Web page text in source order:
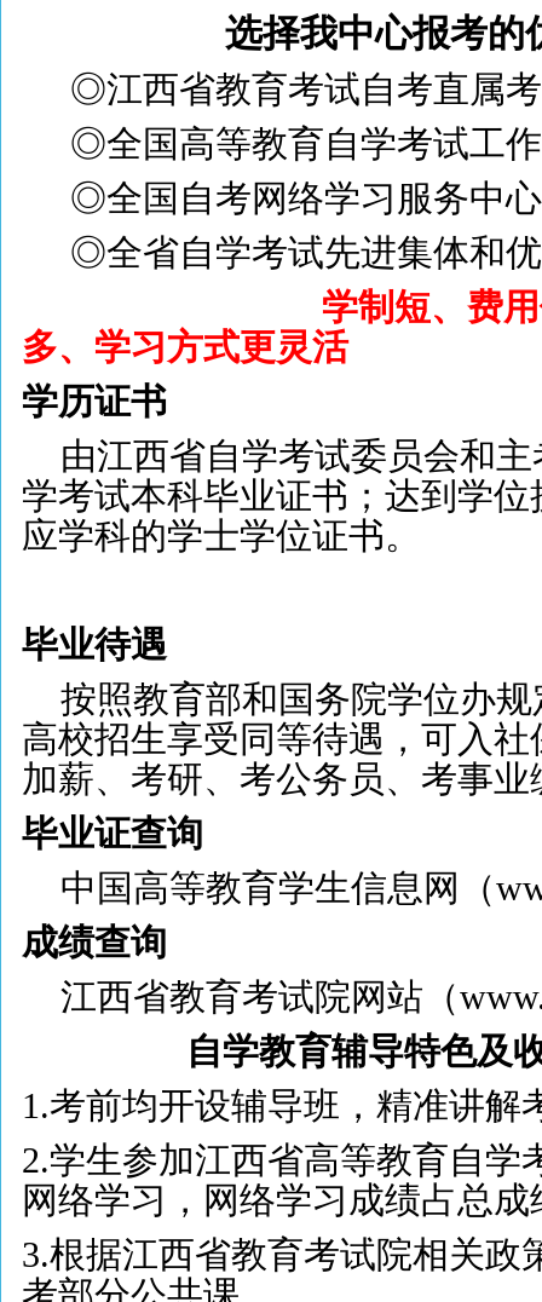
选择我中心报考的
◎江西省教育考试自考直属
◎全国高等教育自学考试工作
◎全国自考网络学习服务中心
◎全省自学考试先进集体和优
学制短、费
多、学习方式更灵活
学历证书
由江西省自学考试委员会和主
学考试本科毕业证书；达到学
应学科的学士学位证书。
毕业待遇
按照教育部和国务院学位办规
高校招生享受同等待遇，可入
加薪、考研、考公务员、考事
毕业证查询
中国高等教育学生信息网（
成绩查询
江西省教育考试院网站（
自学教育辅导特色及
1.考前均开设辅导班，精准讲解
2.学生参加江西省高等教育自学
网络学习，网络学习成绩占总成
3.根据江西省教育考试院相关政